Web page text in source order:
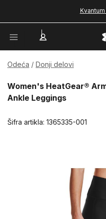
Odeća Donji delovi
Women's HeatGear®
Ankle Leggings
Šifra artikla: 1365335-001